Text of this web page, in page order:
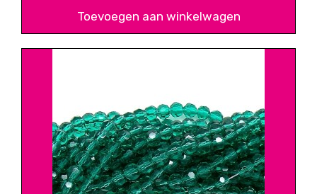
Toevoegen aan winkelwagen